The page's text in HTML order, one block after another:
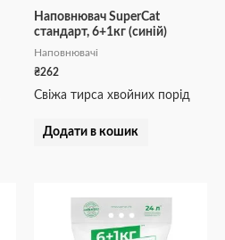
Наповнювач SuperCat
стандарт, 6+1кг (синій)
Наповнювачі
₴262
Свіжа тирса хвойних порід
Додати в кошик